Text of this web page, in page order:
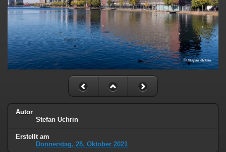
Autor
Stefan Uchrin
Erstellt am
Donnerstag, 28. Oktober 2021